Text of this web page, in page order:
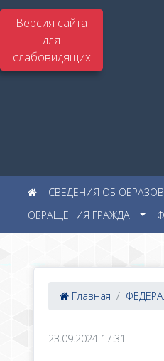
Версия сайта
для
слабовидящих
СВЕДЕНИЯ ОБ
ОБРАЩЕНИЯ ГРАЖДАН
Главная
23.09.2024 17:31